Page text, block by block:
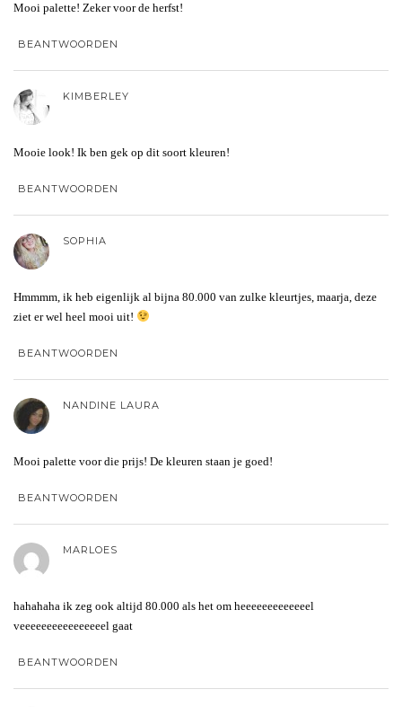
Mooi palette! Zeker voor de herfst!
BEANTWOORDEN
KIMBERLEY
Mooie look! Ik ben gek op dit soort kleuren!
BEANTWOORDEN
SOPHIA
Hmmmm, ik heb eigenlijk al bijna 80.000 van zulke kleurtjes, maarja, deze
ziet er wel heel mooi uit!
BEANTWOORDEN
NANDINE LAURA
Mooi palette voor die prijs! De kleuren staan je goed!
BEANTWOORDEN
MARLOES
hahahaha ik zeg ook altijd 80.000 als het om heeeeeeeeeeeeel
veeeeeeeeeeeeeeeel gaat
BEANTWOORDEN